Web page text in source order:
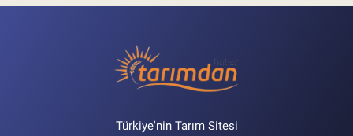
Türkiye'nin Tarım Sitesi